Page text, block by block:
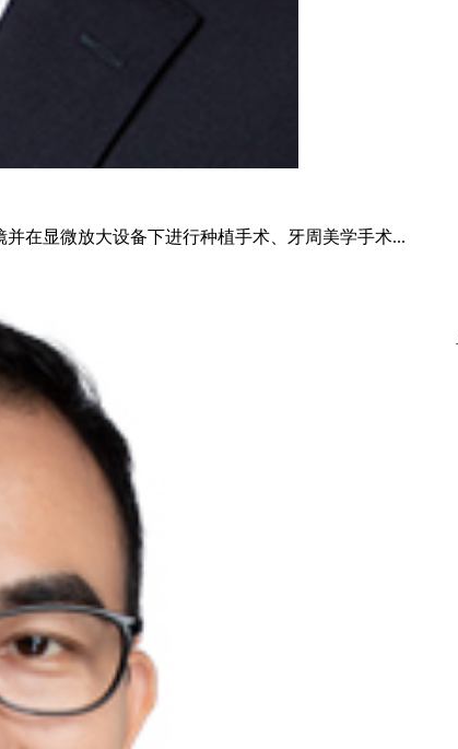
在显微放大设备下进行种植手术、牙周美学手术...